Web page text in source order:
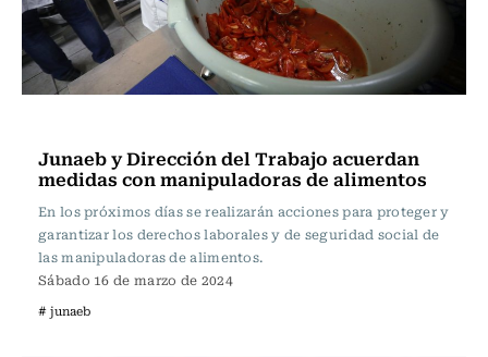
Junaeb y Dirección del Trabajo acuerdan
medidas con manipuladoras de alimentos
En los próximos días se realizarán acciones para proteger y
garantizar los derechos laborales y de seguridad social de
las manipuladoras de alimentos.
Sábado 16 de marzo de 2024
# junaeb